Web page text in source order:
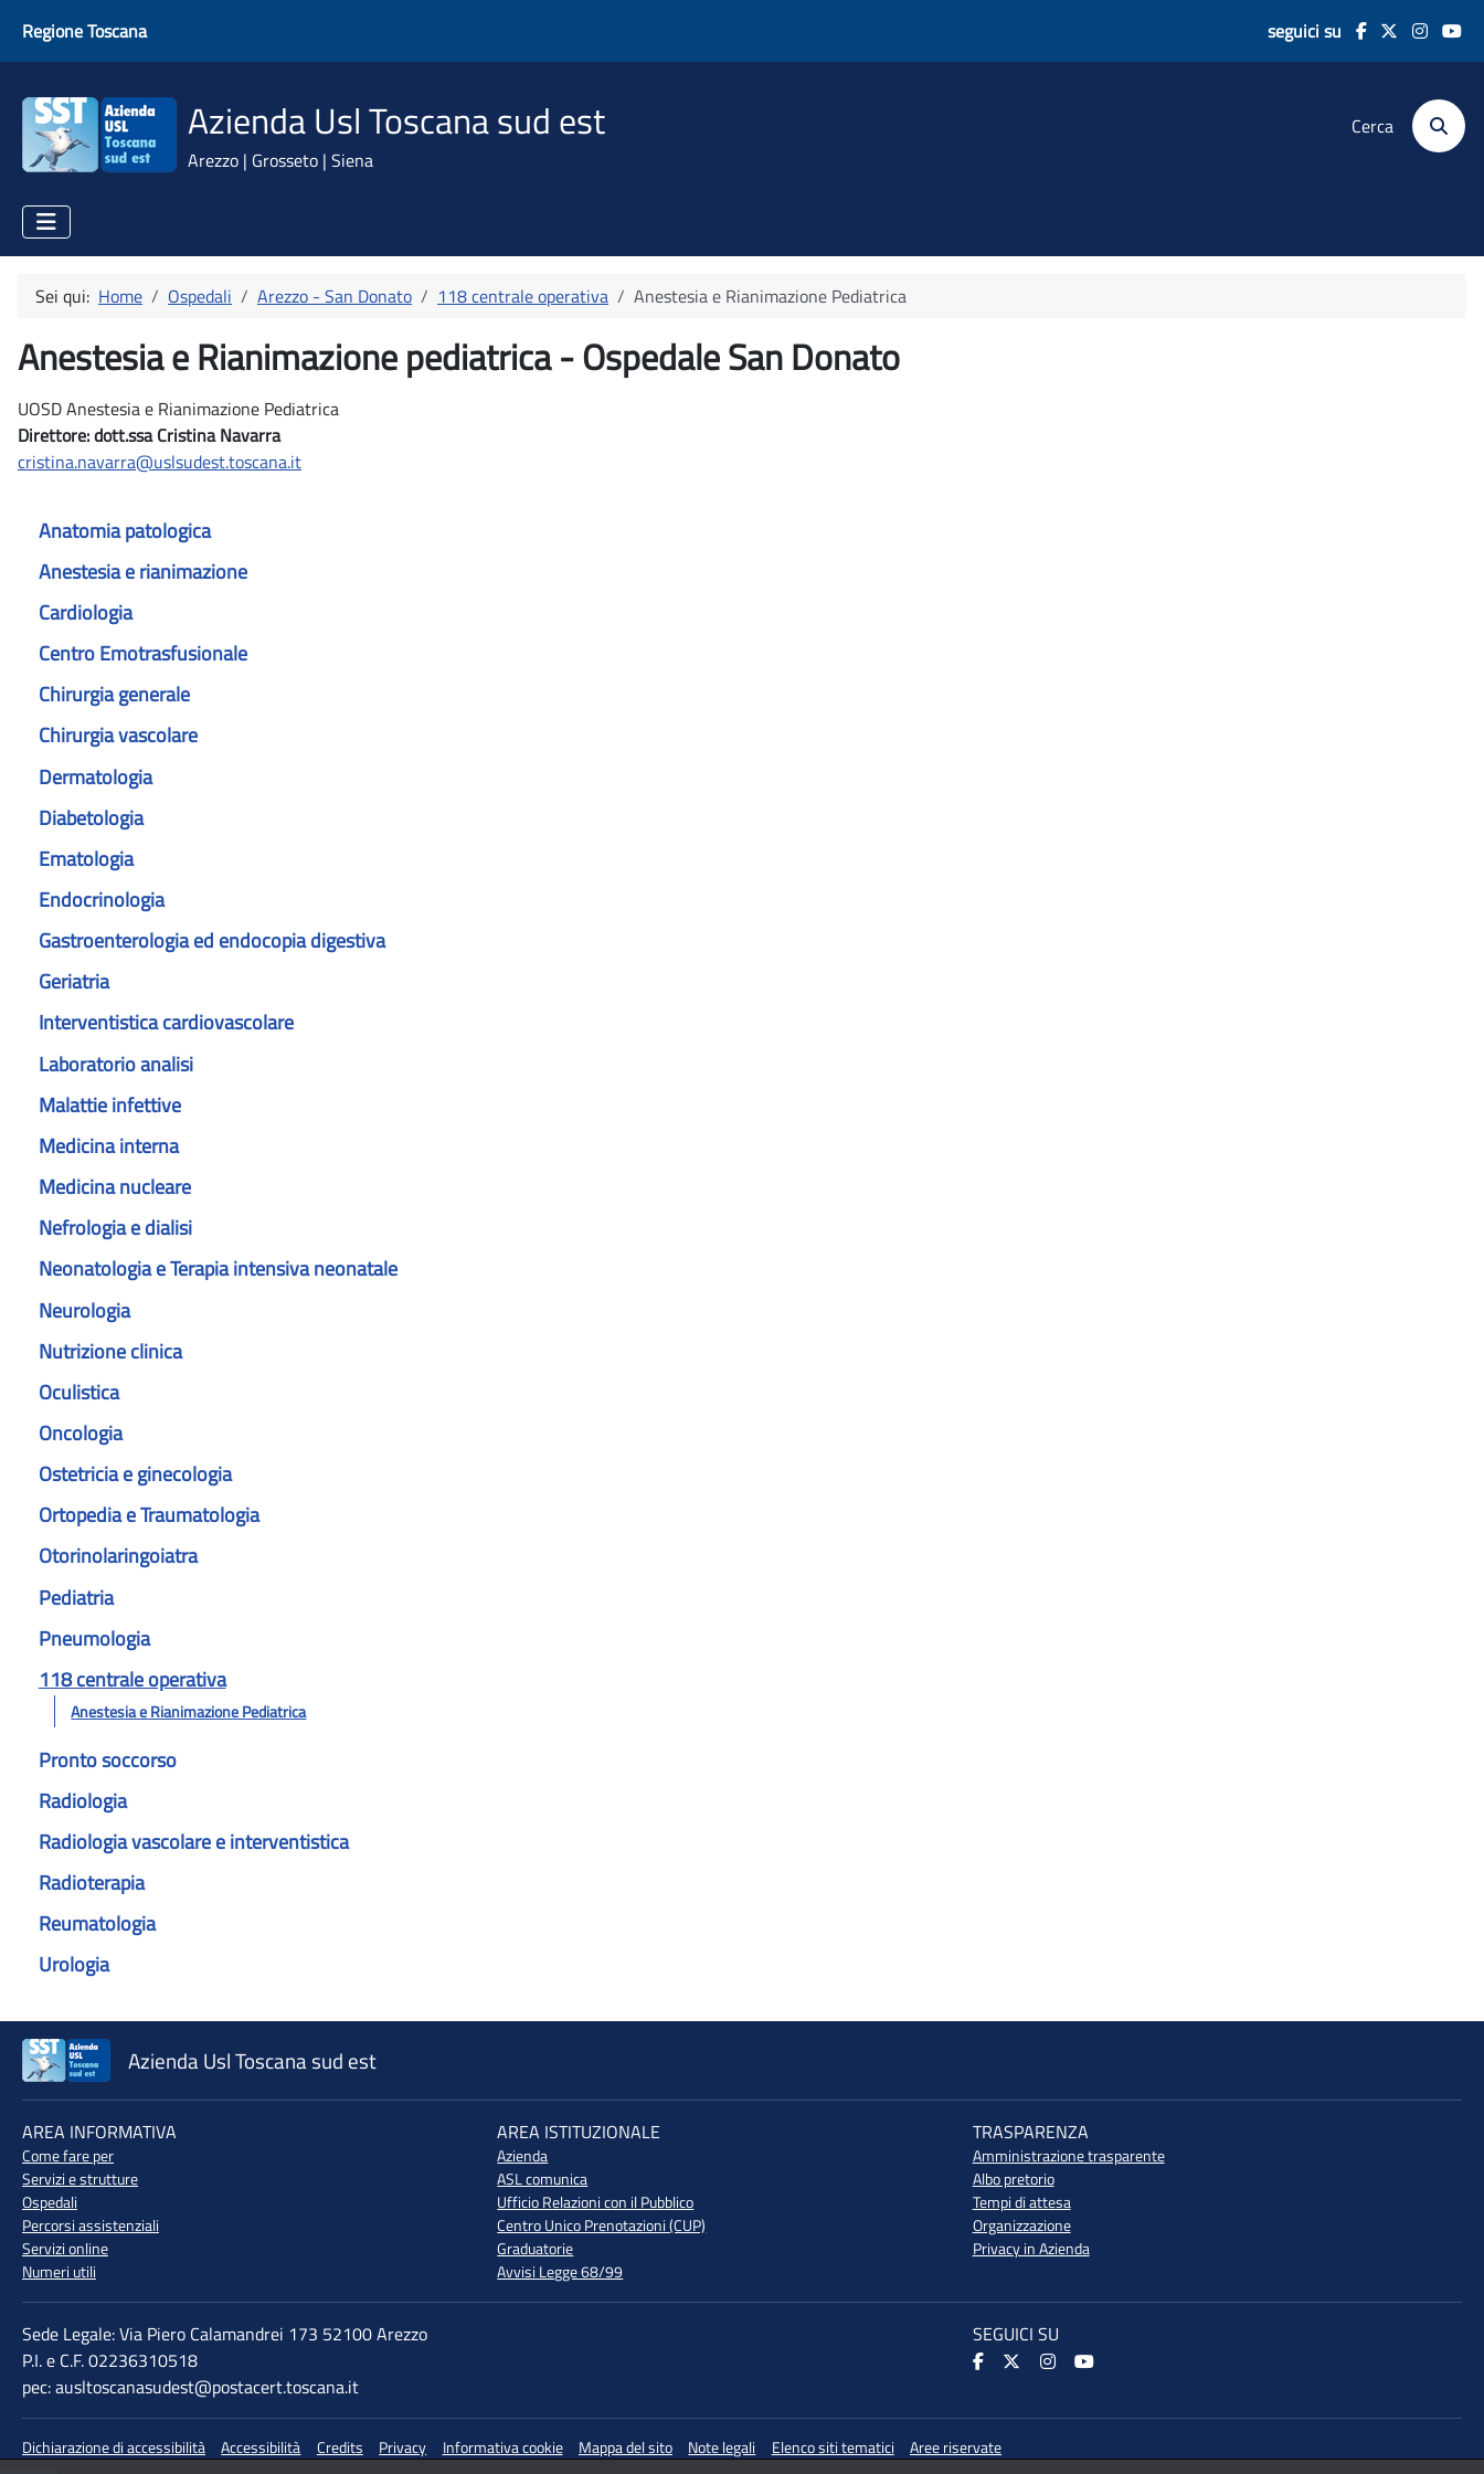
Regione Toscana seguici su
Azienda Usl Toscana sud est
Arezzo | Grosseto | Siena
Cerca
Anatomia patologica
Anestesia e rianimazione
Cardiologia
Centro Emotrasfusionale
Chirurgia generale
Chirurgia vascolare
Dermatologia
Diabetologia
Ematologia
Endocrinologia
Gastroenterologia ed endocopia digestiva
Geriatria
Interventistica cardiovascolare
Laboratorio analisi
Malattie infettive
Medicina interna
Medicina nucleare
Nefrologia e dialisi
Neonatologia e Terapia intensiva neonatale
Neurologia
Nutrizione clinica
Oculistica
Oncologia
Ostetricia e ginecologia
Ortopedia e Traumatologia
Otorinolaringoiatra
Pediatria
Pneumologia
118 centrale operativa
Anestesia e Rianimazione Pediatrica
Pronto soccorso
Radiologia
Radiologia vascolare e interventistica
Radioterapia
Reumatologia
Urologia
Sei qui: Home Ospedali Arezzo - San Donato 118 centrale operativa Anestesia e Rianimazione Pediatrica
Anestesia e Rianimazione pediatrica - Ospedale San Donato
UOSD Anestesia e Rianimazione Pediatrica
Direttore: dott.ssa Cristina Navarra
cristina.navarra@uslsudest.toscana.it
Azienda Usl Toscana sud est
AREA INFORMATIVA
Come fare per
Servizi e strutture
Ospedali
Percorsi assistenziali
Servizi online
Numeri utili
AREA ISTITUZIONALE
Azienda
ASL comunica
Ufficio Relazioni con il Pubblico
Centro Unico Prenotazioni (CUP)
Graduatorie
Avvisi Legge 68/99
TRASPARENZA
Amministrazione trasparente
Albo pretorio
Tempi di attesa
Organizzazione
Privacy in Azienda
Sede Legale: Via Piero Calamandrei 173 52100 Arezzo
P.I. e C.F. 02236310518
pec: ausltoscanasudest@postacert.toscana.it
SEGUICI SU
Dichiarazione di accessibilità Accessibilità Credits Privacy Informativa cookie Mappa del sito Note legali Elenco siti tematici Aree riservate